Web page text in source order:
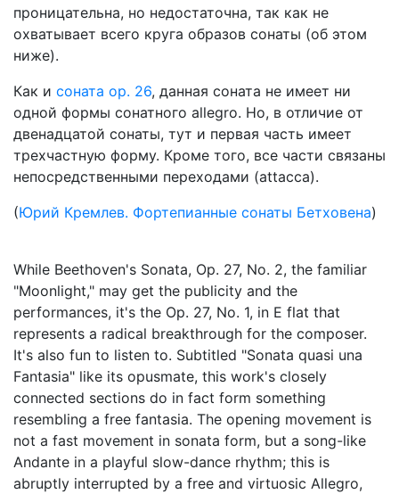
проницательна, но недостаточна, так как не
охватывает всего круга образов сонаты (об этом
ниже).
Как и соната ор. 26, данная соната не имеет ни
одной формы сонатного allegro. Но, в отличие от
двенадцатой сонаты, тут и первая часть имеет
трехчастную форму. Кроме того, все части связаны
непосредственными переходами (attacca).
(Юрий Кремлев. Фортепианные сонаты Бетховена)
While Beethoven's Sonata, Op. 27, No. 2, the familiar
"Moonlight," may get the publicity and the
performances, it's the Op. 27, No. 1, in E flat that
represents a radical breakthrough for the composer.
It's also fun to listen to. Subtitled "Sonata quasi una
Fantasia" like its opusmate, this work's closely
connected sections do in fact form something
resembling a free fantasia. The opening movement is
not a fast movement in sonata form, but a song-like
Andante in a playful slow-dance rhythm; this is
abruptly interrupted by a free and virtuosic Allegro,